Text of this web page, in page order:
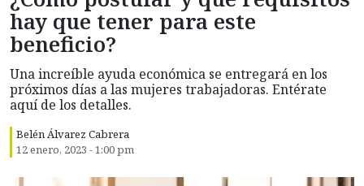
hay que tener para este
beneficio?
Una increíble ayuda económica se entregará en los
próximos días a las mujeres trabajadoras. Entérate
aquí de los detalles.
Belén Álvarez Cabrera
12 enero, 2023 - 1:00 pm